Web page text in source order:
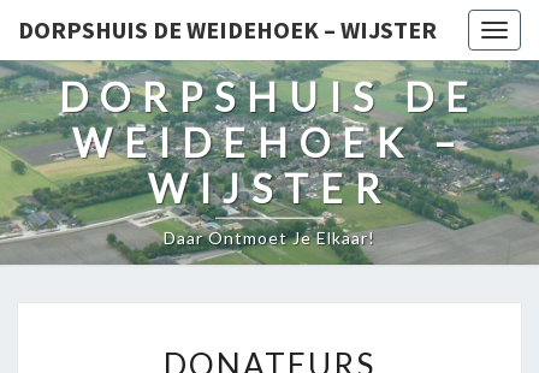
DORPSHUIS DE WEIDEHOEK – WIJSTER
DORPSHUIS DE
WEIDEHOEK –
WIJSTER
Daar Ontmoet Je Elkaar!
DONATEURS